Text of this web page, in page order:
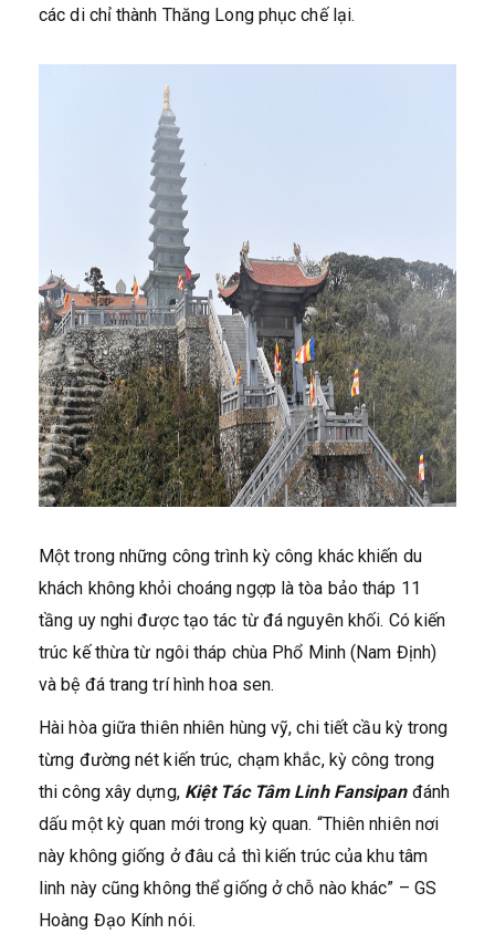
các di chỉ thành Thăng Long phục chế lại.
Một trong những công trình kỳ công khác khiến du
khách không khỏi choáng ngợp là tòa bảo tháp 11
tầng uy nghi được tạo tác từ đá nguyên khối. Có kiến
trúc kế thừa từ ngôi tháp chùa Phổ Minh (Nam Định)
và bệ đá trang trí hình hoa sen.
Hài hòa giữa thiên nhiên hùng vỹ, chi tiết cầu kỳ trong
từng đường nét kiến trúc, chạm khắc, kỳ công trong
thi công xây dựng, Kiệt Tác Tâm Linh Fansipanđánh
dấu một kỳ quan mới trong kỳ quan. “Thiên nhiên nơi
này không giống ở đâu cả thì kiến trúc của khu tâm
linh này cũng không thể giống ở chỗ nào khác” – GS
Hoàng Đạo Kính nói.